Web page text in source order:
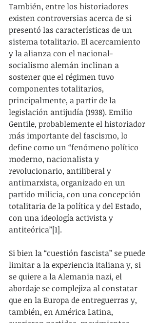
También, entre los historiadores
existen controversias acerca de si
presentó las características de un
sistema totalitario. El acercamiento
y la alianza con el nacional-
socialismo alemán inclinan a
sostener que el régimen tuvo
componentes totalitarios,
principalmente, a partir de la
legislación antijudía (1938). Emilio
Gentile, probablemente el historiador
más importante del fascismo, lo
define como un “fenómeno político
moderno, nacionalista y
revolucionario, antiliberal y
antimarxista, organizado en un
partido milicia, con una concepción
totalitaria de la política y del Estado,
con una ideología activista y
antiteórica”[1].
Si bien la “cuestión fascista” se puede
limitar a la experiencia italiana y, si
se quiere a la Alemania nazi, el
abordaje se complejiza al constatar
que en la Europa de entreguerras y,
también, en América Latina,